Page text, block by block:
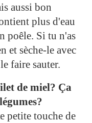
aussi bon
plus d'eau
poêle. Si tu n'as
et sèche-le avec
faire sauter.
de miel? Ça
petite touche de